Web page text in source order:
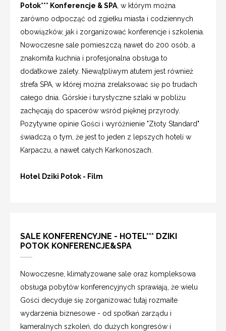
Potok*** Konferencje & SPA , w którym można
zarówno odpocząć od zgiełku miasta i codziennych
obowiązków, jak i zorganizować konferencje i szkolenia.
Nowoczesne sale pomieszczą nawet do 200 osób, a
znakomita kuchnia i profesjonalna obsługa to
dodatkowe zalety. Niewątpliwym atutem jest również
strefa SPA, w której można zrelaksować się po trudach
całego dnia. Górskie i turystyczne szlaki w pobliżu
zachęcają do spacerów wśród pięknej przyrody.
Pozytywne opinie Gości i wyróżnienie "Złoty Standard"
świadczą o tym, że jest to jeden z lepszych hoteli w
Karpaczu, a nawet całych Karkonoszach.
Hotel Dziki Potok - Film
SALE KONFERENCYJNE - HOTEL*** DZIKI
POTOK KONFERENCJE&SPA
Nowoczesne, klimatyzowane sale oraz kompleksowa
obsługa pobytów konferencyjnych sprawiają, że wielu
Gości decyduje się zorganizować tutaj rozmaite
wydarzenia biznesowe - od spotkań zarządu i
kameralnych szkoleń, do dużych kongresów i